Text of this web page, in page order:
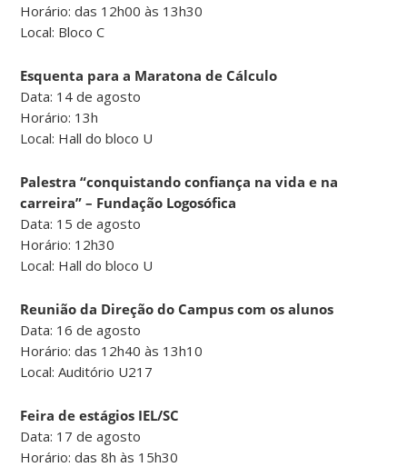
Horário: das 12h00 às 13h30
Local: Bloco C
Esquenta para a Maratona de Cálculo
Data: 14 de agosto
Horário: 13h
Local: Hall do bloco U
Palestra “conquistando confiança na vida e na
carreira” – Fundação Logosófica
Data: 15 de agosto
Horário: 12h30
Local: Hall do bloco U
Reunião da Direção do Campus com os alunos
Data: 16 de agosto
Horário: das 12h40 às 13h10
Local: Auditório U217
Feira de estágios IEL/SC
Data: 17 de agosto
Horário: das 8h às 15h30